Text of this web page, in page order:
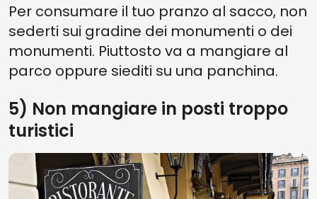
Per consumare il tuo pranzo al sacco, non
sederti sui gradine dei monumenti o dei
monumenti. Piuttosto va a mangiare al
parco oppure siediti su una panchina.
5) Non mangiare in posti troppo
turistici